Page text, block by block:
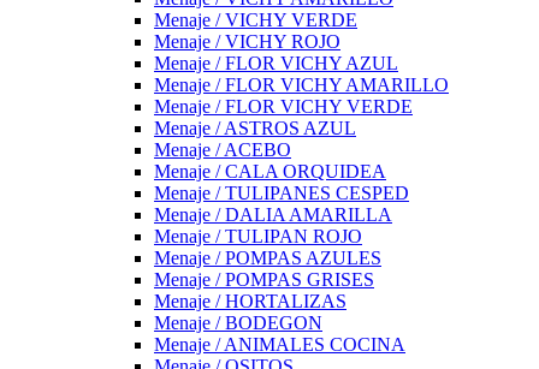
Menaje / VICHY VERDE
Menaje / VICHY ROJO
Menaje / FLOR VICHY AZUL
Menaje / FLOR VICHY AMARILLO
Menaje / FLOR VICHY VERDE
Menaje / ASTROS AZUL
Menaje / ACEBO
Menaje / CALA ORQUIDEA
Menaje / TULIPANES CESPED
Menaje / DALIA AMARILLA
Menaje / TULIPAN ROJO
Menaje / POMPAS AZULES
Menaje / POMPAS GRISES
Menaje / HORTALIZAS
Menaje / BODEGON
Menaje / ANIMALES COCINA